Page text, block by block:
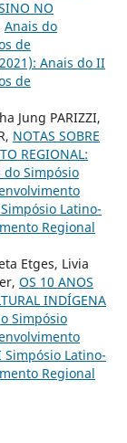
NO
Anais do
de
Anais do II
de
Jung PARIZZI,
NOTAS SOBRE
REGIONAL:
do Simpósio
Latino-
Regional
Etges, Livia
OS 10 ANOS
INDÍGENA
Simpósio
Simpósio Latino-
Regional